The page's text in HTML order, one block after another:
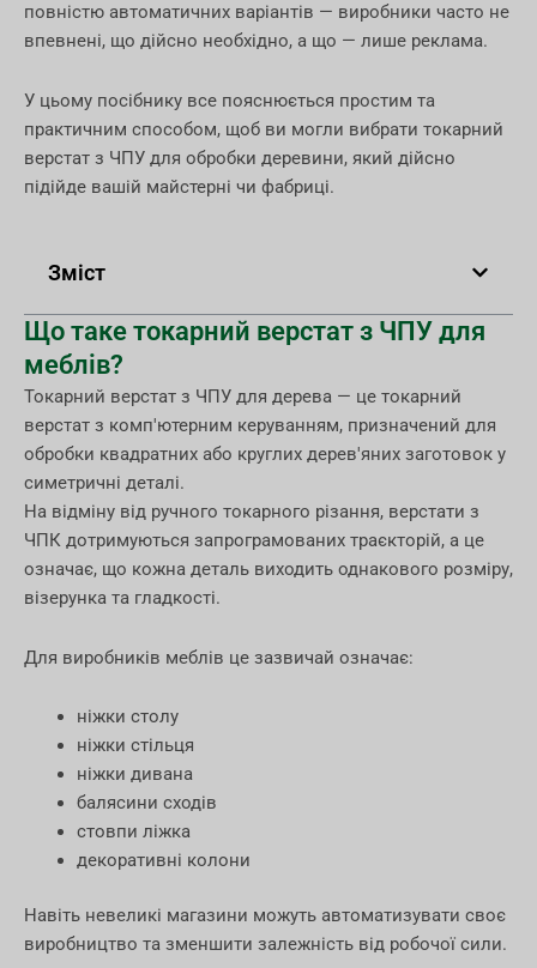
повністю автоматичних варіантів — виробники часто не
впевнені, що дійсно необхідно, а що — лише реклама.
У цьому посібнику все пояснюється простим та
практичним способом, щоб ви могли вибрати токарний
верстат з ЧПУ для обробки деревини, який дійсно
підійде вашій майстерні чи фабриці.
Зміст
Що таке токарний верстат з ЧПУ для
меблів?
Токарний верстат з ЧПУ для дерева — це токарний
верстат з комп'ютерним керуванням, призначений для
обробки квадратних або круглих дерев'яних заготовок у
симетричні деталі.
На відміну від ручного токарного різання, верстати з
ЧПК дотримуються запрограмованих траєкторій, а це
означає, що кожна деталь виходить однакового розміру,
візерунка та гладкості.
Для виробників меблів це зазвичай означає:
ніжки столу
ніжки стільця
ніжки дивана
балясини сходів
стовпи ліжка
декоративні колони
Навіть невеликі магазини можуть автоматизувати своє
виробництво та зменшити залежність від робочої сили.